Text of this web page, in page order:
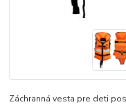
Záchranná vesta pre deti